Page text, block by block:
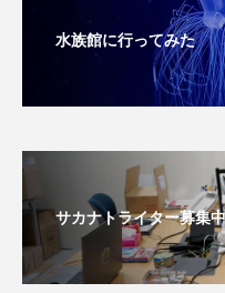
メンダコ
モノノケトンガリサカタ
モンツキハギ ヤ
ヤドカリ
ヤマトヌマエビ
ユウゼン ユウレ
水族館に行ってみた
サカナトライター募集